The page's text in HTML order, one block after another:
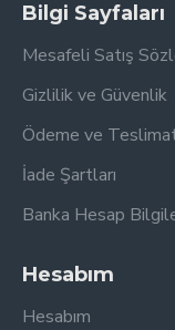
Bilgi Sayfaları
Mesafeli Satış
Gizlilik ve Güvenlik
Ödeme ve
İade Şartları
Banka Hesap
Hesabım
Hesabım